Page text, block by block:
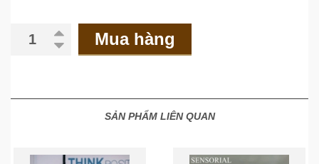
Mua hàng
SẢN PHẨM LIÊN QUAN